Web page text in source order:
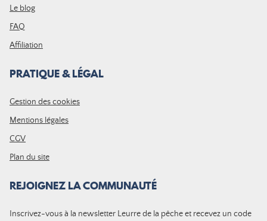
Le blog
FAQ
Affiliation
PRATIQUE & LÉGAL
Gestion des cookies
Mentions légales
CGV
Plan du site
REJOIGNEZ LA COMMUNAUTÉ
Inscrivez-vous à la newsletter Leurre de la pêche et recevez un code